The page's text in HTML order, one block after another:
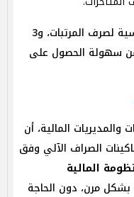
وبذلك حددت وزارة المالية 5 أيام رئيسية لصرف المرتبات، و3
سهولة الحصول على
المالية، أن
الصراف الآلي وفق
المالية
بشكل مرن، دون الحاجة